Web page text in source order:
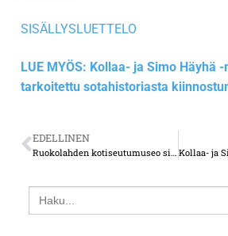
SISÄLLYSLUETTELO
LUE MYÖS: Kollaa- ja Simo Häyhä
tarkoitettu sotahistoriasta
EDELLINEN
Ruokolahden kotiseutumuseo sijaitsee poikkeuksellisen kauniissa ympäristössä
Search
for: